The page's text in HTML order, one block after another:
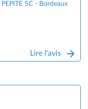
PEPITE SC - Bordeaux
Lire l'avis